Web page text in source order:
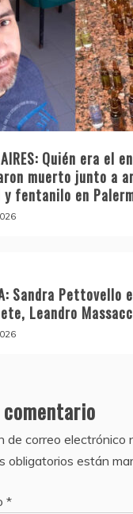
AIRES: Quién era el
muerto junto a
fentanilo en
Sandra Pettovello
Leandro
de correo electrónico
obligatorios están
*